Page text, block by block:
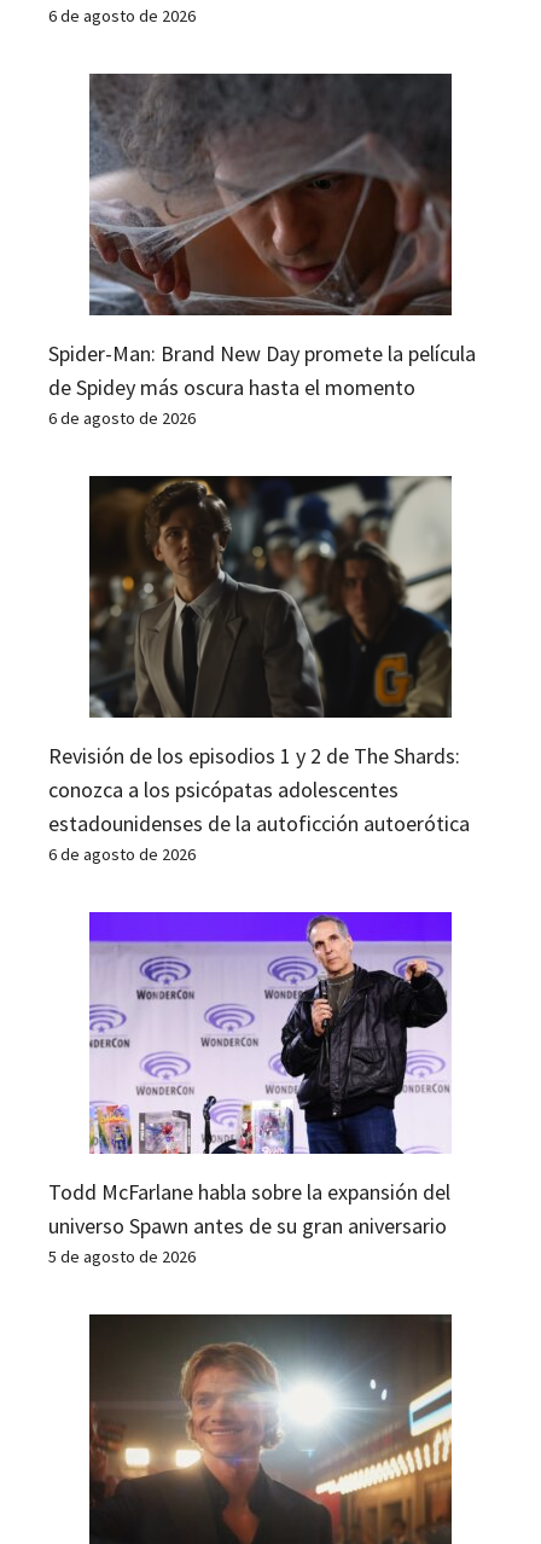
6 de agosto de 2026
Spider-Man: Brand New Day promete la película
de Spidey más oscura hasta el momento
6 de agosto de 2026
Revisión de los episodios 1 y 2 de The Shards:
conozca a los psicópatas adolescentes
estadounidenses de la autoficción autoerótica
6 de agosto de 2026
Todd McFarlane habla sobre la expansión del
universo Spawn antes de su gran aniversario
5 de agosto de 2026